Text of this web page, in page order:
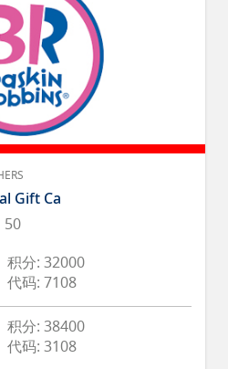
Gift Ca
50
积分: 32000
代码: 7108
积分: 38400
代码: 3108